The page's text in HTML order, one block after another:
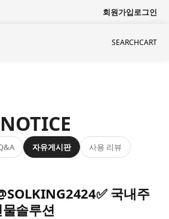
회원가입로그인
SEARCHCART
NOTICE
자유게시판 사용 리뷰
국내주
솔루션